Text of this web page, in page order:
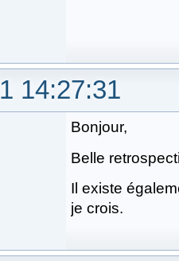
14:27:31
Bonjour,
Belle
Il existe
je crois.